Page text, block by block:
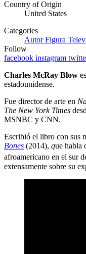
Country of Origin
United States
Categories
AutorFigura
Follow
facebook instagram
Charles McRay Blow
estadounidense.
Fue director de arte en
The New York Times
MSNBC y CNN.
Escribió el libro con sus
Bones (2014), que habla
afroamericano en el sur
extensamente sobre su